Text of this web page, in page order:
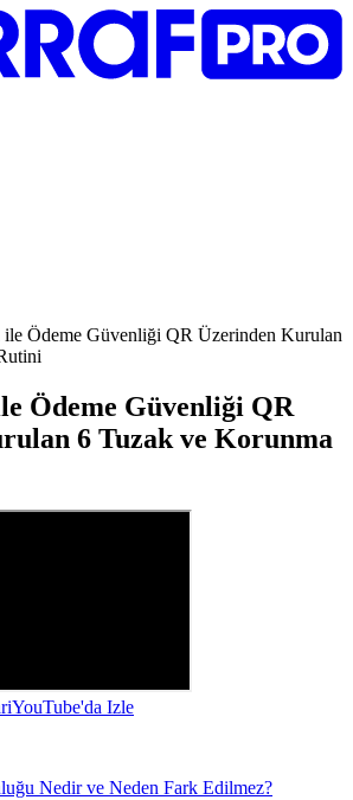
Ödeme Güvenliği QR Üzerinden Kurulan
Ödeme Güvenliği QR
6 Tuzak ve Korunma
YouTube'da Izle
Nedir ve Neden Fark Edilmez?